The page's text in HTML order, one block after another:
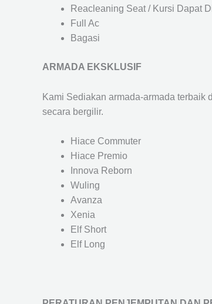
Reacleaning Seat / Kursi Dapat
Full Ac
Bagasi
ARMADA EKSKLUSIF
Kami Sediakan armada-armada
secara bergilir.
Hiace Commuter
Hiace Premio
Innova Reborn
Wuling
Avanza
Xenia
Elf Short
Elf Long